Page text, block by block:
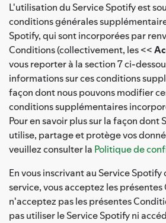
L'utilisation du Service Spotify est
conditions générales
Spotify, qui sont incorporées par
Conditions (collectivement, les <<
vous reporter à la section 7 ci-
informations sur ces conditions
façon dont nous pouvons modifier
conditions supplémentaires
Pour en savoir plus sur la façon dont
utilise, partage et protège vos
veuillez consulter la Politique de
En vous inscrivant au Service
service, vous acceptez les présentes
n'acceptez pas les présentes
pas utiliser le Service Spotify ni